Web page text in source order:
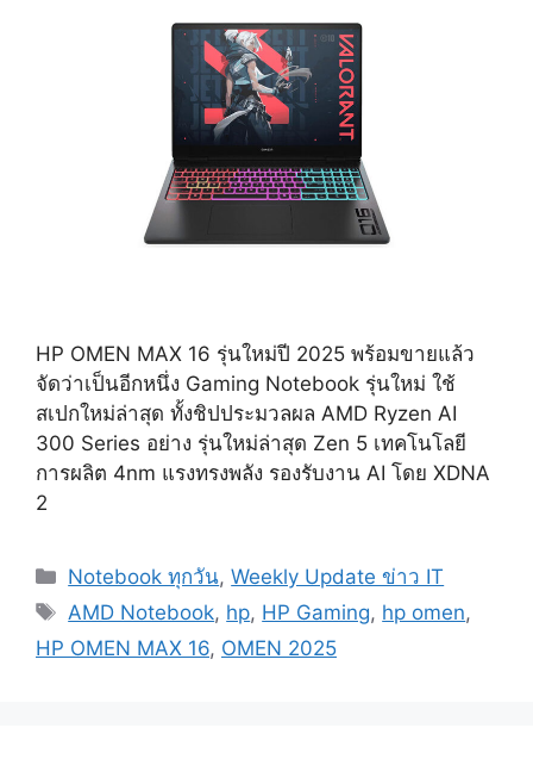
HP OMEN MAX 16 รุ่นใหม่ปี 2025 พร้อมขายแล้ว
จัดว่าเป็นอีกหนึ่ง Gaming Notebook รุ่นใหม่ ใช้
สเปกใหม่ล่าสุด ทั้งชิปประมวลผล AMD Ryzen AI
300 Series อย่าง รุ่นใหม่ล่าสุด Zen 5 เทคโนโลยี
การผลิต 4nm แรงทรงพลัง รองรับงาน AI โดย XDNA
2
Categories
Notebook ทุกวัน,Weekly Update ข่าว IT
Tags
AMD Notebook, hp, HP Gaming, hp omen,
HP OMEN MAX 16, OMEN 2025